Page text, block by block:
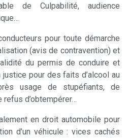
de Culpabilité, audience
pour toute démarche
(avis de contravention) et
du permis de conduire et
pour des faits d’alcool au
usage de stupéfiants, de
d’obtempérer…
en droit automobile pour
d’un véhicule : vices cachés